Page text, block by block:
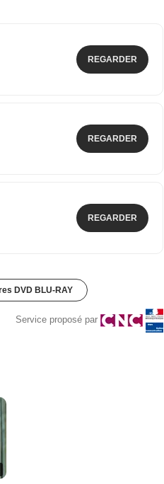
REGARDER
REGARDER
REGARDER
DVD BLU-RAY
Service proposé par